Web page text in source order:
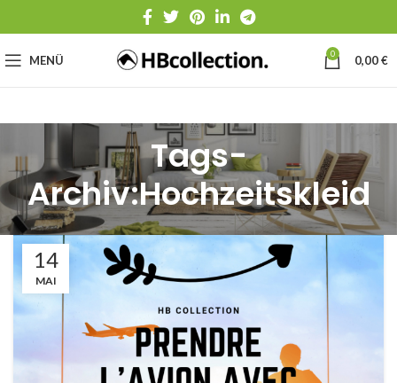
MENÜ 0 0,00€
Tags-
Archiv:Hochzeitskleid
14
MAI